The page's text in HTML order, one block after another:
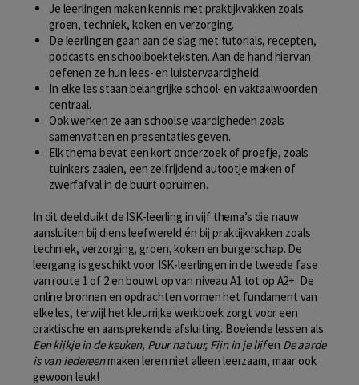
Je leerlingen maken kennis met praktijkvakken zoals
groen, techniek, koken en verzorging.
De leerlingen gaan aan de slag met tutorials, recepten,
podcasts en schoolboekteksten. Aan de hand hiervan
oefenen ze hun lees- en luistervaardigheid.
In elke les staan belangrijke school- en vaktaalwoorden
centraal.
Ook werken ze aan schoolse vaardigheden zoals
samenvatten en presentaties geven.
Elk thema bevat een kort onderzoek of proefje, zoals
tuinkers zaaien, een zelfrijdend autootje maken of
zwerfafval in de buurt opruimen.
In dit deel duikt de ISK-leerling in vijf thema’s die nauw
aansluiten bij diens leefwereld én bij praktijkvakken zoals
techniek, verzorging, groen, koken en burgerschap. De
leergang is geschikt voor ISK-leerlingen in de tweede fase
van route 1 of 2 en bouwt op van niveau A1 tot op A2+. De
online bronnen en opdrachten vormen het fundament van
elke les, terwijl het kleurrijke werkboek zorgt voor een
praktische en aansprekende afsluiting. Boeiende lessen als
Een kijkje in de keuken, Puur natuur, Fijn in je lijfen De aarde
is van iedereenmaken leren niet alleen leerzaam, maar ook
gewoon leuk!